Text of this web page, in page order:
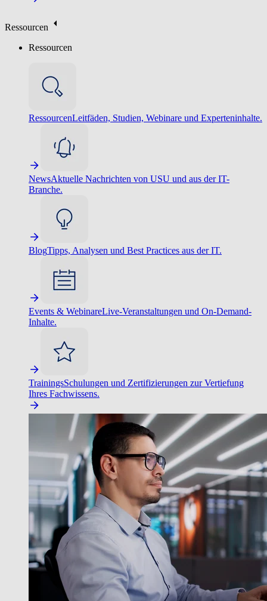
Ressourcen
Ressourcen
RessourcenLeitfäden, Studien, Webinare und Experteninhalte.
NewsAktuelle Nachrichten von USU und aus der IT-
Branche.
BlogTipps, Analysen und Best Practices aus der IT.
Events & WebinareLive-Veranstaltungen und On-Demand-
Inhalte.
TrainingsSchulungen und Zertifizierungen zur Vertiefung
Ihres Fachwissens.